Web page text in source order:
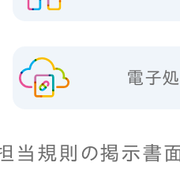
電子
規則の掲示書面